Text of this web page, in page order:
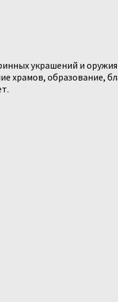
украшений и
храмов, образование,